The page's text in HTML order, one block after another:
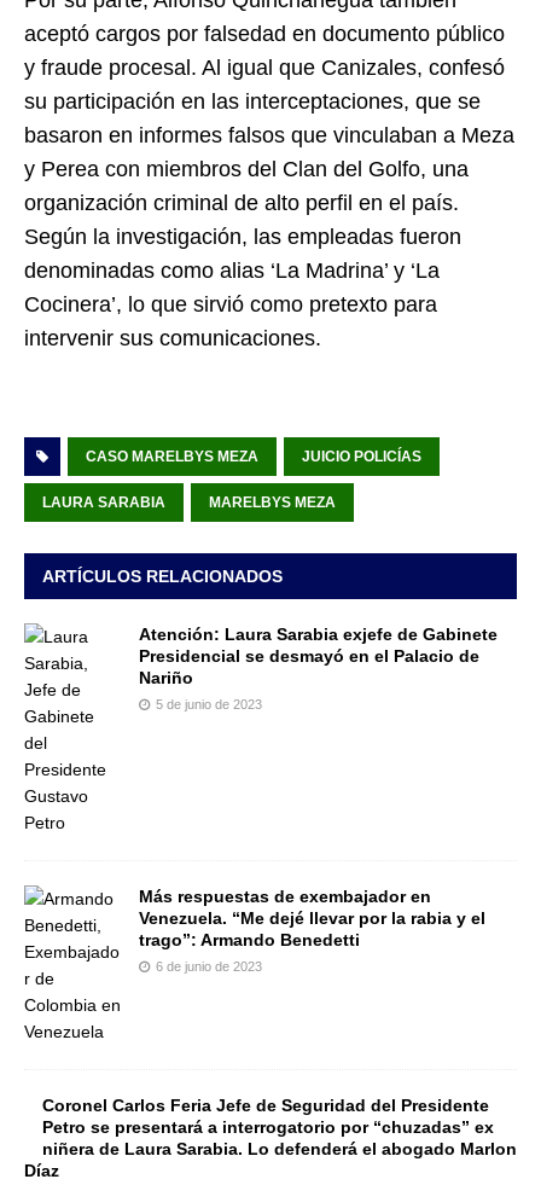
aceptó cargos por falsedad en documento público
y fraude procesal. Al igual que Canizales, confesó
su participación en las interceptaciones, que se
basaron en informes falsos que vinculaban a Meza
y Perea con miembros del Clan del Golfo, una
organización criminal de alto perfil en el país.
Según la investigación, las empleadas fueron
denominadas como alias ‘La Madrina’ y ‘La
Cocinera’, lo que sirvió como pretexto para
intervenir sus comunicaciones.
CASO MARELBYS MEZA JUICIO POLICÍAS
LAURA SARABIA MARELBYS MEZA
ARTÍCULOS RELACIONADOS
Atención: Laura Sarabia exjefe de Gabinete
Presidencial se desmayó en el Palacio de
Nariño
5 de junio de 2023
Más respuestas de exembajador en
Venezuela. “Me dejé llevar por la rabia y el
trago”: Armando Benedetti
6 de junio de 2023
Coronel Carlos Feria Jefe de Seguridad del Presidente
Petro se presentará a interrogatorio por “chuzadas” ex
niñera de Laura Sarabia. Lo defenderá el abogado Marlon
Díaz